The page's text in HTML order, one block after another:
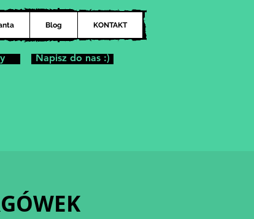
Blog KONTAKT
Napisz do nas :)